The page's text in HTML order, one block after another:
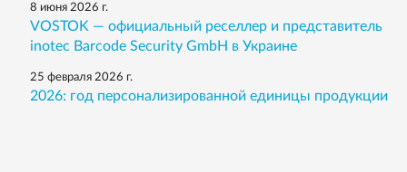
8 июня 2026 г.
VOSTOK — официальный реселлер и представитель
inotec Barcode Security GmbH в Украине
25 февраля 2026 г.
2026: год персонализированной единицы продукции